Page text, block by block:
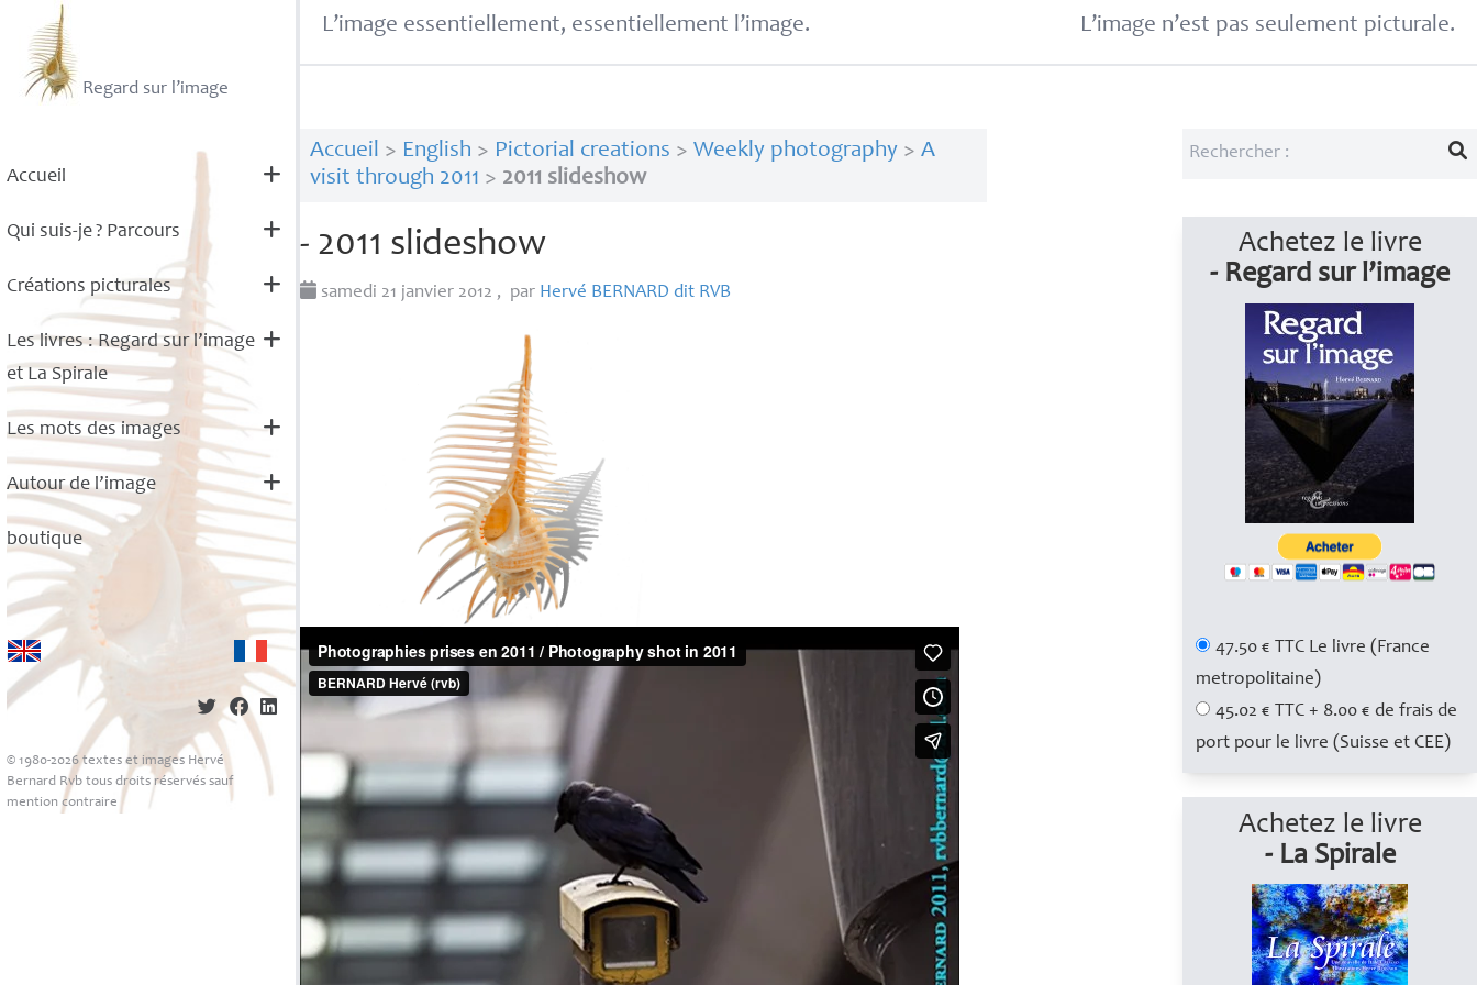
Regard sur l’image
Accueil
Qui suis-je? Parcours
Créations picturales
Les livres : Regard sur l’image
et La Spirale
Les mots des images
Autour de l’image
boutique
© 1980-2026 textes et images Hervé
Bernard Rvb tous droits réservés sauf
mention contraire
L’image essentiellement, essentiellement l’image. L’image n’est pas seulement picturale.
Accueil > English > Pictorial creations > Weekly photography> A
visit through 2011 > 2011 slideshow
- 2011 slideshow
samedi 21 janvier 2012 , par Hervé BERNARD dit RVB
Achetez le livre
- Regard sur l’image
47.50 € TTC Le livre (France
metropolitaine)
45.02 € TTC + 8.00 € de frais de
port pour le livre (Suisse et CEE)
Achetez le livre
- La Spirale